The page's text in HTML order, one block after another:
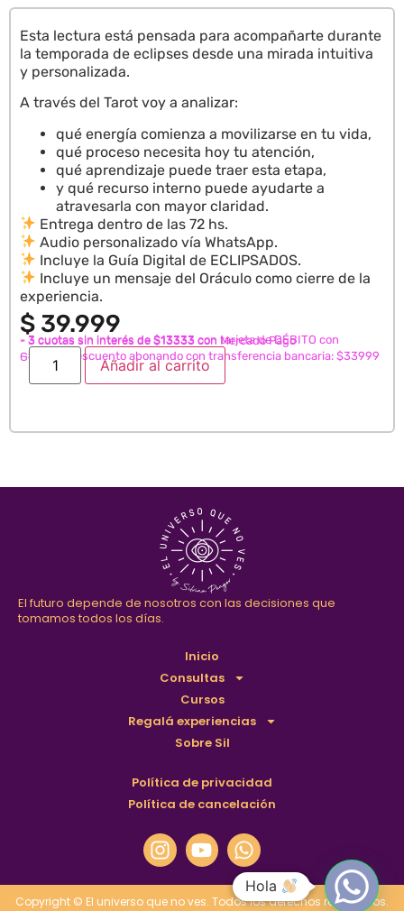
Esta lectura está pensada para acompañarte durante
la temporada de eclipses desde una mirada intuitiva
y personalizada.
A través del Tarot voy a analizar:
qué energía comienza a movilizarse en tu vida,
qué proceso necesita hoy tu atención,
qué aprendizaje puede traer esta etapa,
y qué recurso interno puede ayudarte a
atravesarla con mayor claridad.
Entrega dentro de las 72 hs.
Audio personalizado vía WhatsApp.
Incluye la Guía Digital de ECLIPSADOS.
Incluye un mensaje del Oráculo como cierre de la
experiencia.
$ 39.999
- 3 cuotas sin interés de $13333 con Mercado Pago
- 3 cuotas sin interés de $13333 con tarjeta de DÉBITO con
GoCuotas
- 15% de descuento abonando con transferencia bancaria: $33999
Añadir al carrito
El futuro depende de nosotros con las decisiones que
tomamos todos los días.
Inicio
Consultas
Cursos
Regalá experiencias
Sobre Sil
Política de privacidad
Política de cancelación
Copyright © El universo que no ves. Todos los derechos reservados.
Hola